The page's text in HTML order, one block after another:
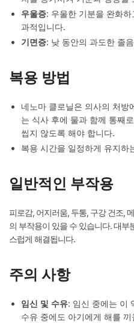
우울증: 우울한 기분을 완화
과적입니다.
기면증: 낮 동안의 과도한 졸
복용 방법
네노마 클로닐은 의사의 처방
는 식사 후에 물과 함께 통째
씹지 않도록 해야 합니다.
복용 시간을 일정하게 유지하
일반적인 부작용
피로감, 어지러움, 두통, 구강 건조,
의 부작용이 있을 수 있습니다. 대
스럽게 해결됩니다.
주의 사항
임신 및 수유: 임신 중에는 이
수유 중에도 아기에게 해를